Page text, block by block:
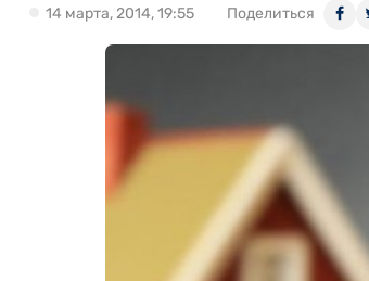
14 марта, 2014, 19:55 Поделиться